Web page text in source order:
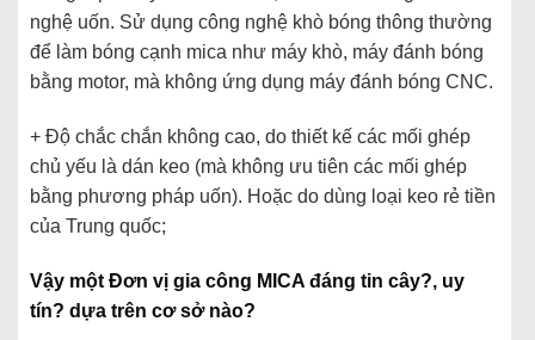
nghệ uốn. Sử dụng công nghệ khò bóng thông thường
để làm bóng cạnh mica như máy khò, máy đánh bóng
bằng motor, mà không ứng dụng máy đánh bóng CNC.
+ Độ chắc chắn không cao, do thiết kế các mối ghép
chủ yếu là dán keo (mà không ưu tiên các mối ghép
bằng phương pháp uốn). Hoặc do dùng loại keo rẻ tiền
của Trung quốc;
Vậy một Đơn vị gia công MICA đáng tin cây?, uy
tín? dựa trên cơ sở nào?